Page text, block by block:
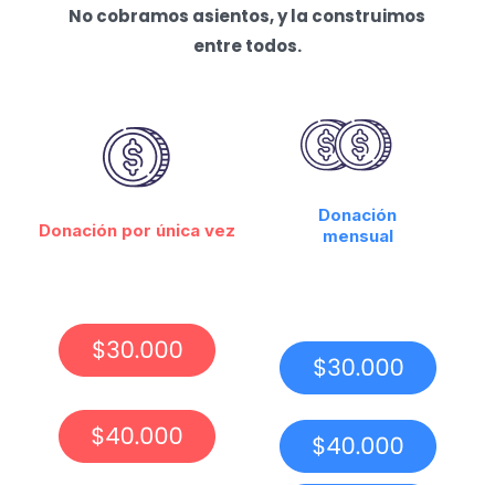
No cobramos asientos, y la construimos
entre todos.
Donación por única vez
Donación
mensual